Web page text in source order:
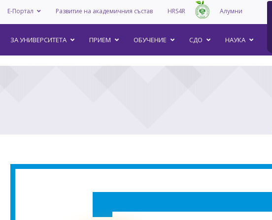
Е-Портал Развитие на академичния състав HRS4R Алумни
ЗА УНИВEРСИТЕТА ПРИЕМ ОБУЧЕНИЕ СДО НАУКА